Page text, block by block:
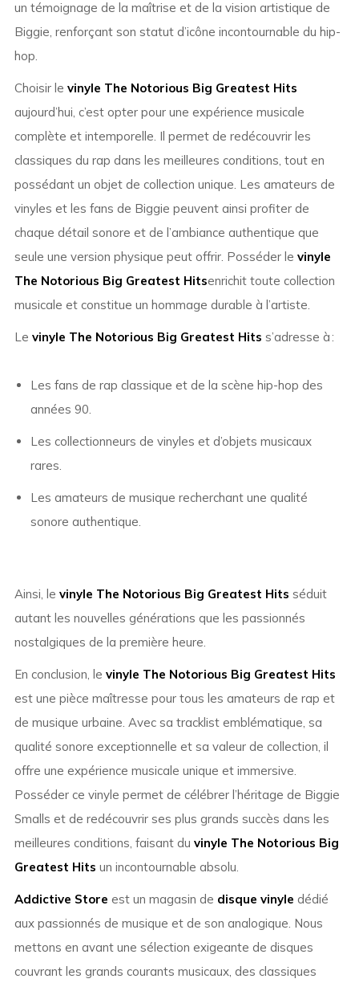
un témoignage de la maîtrise et de la vision artistique de
Biggie, renforçant son statut d’icône incontournable du hip-
hop.
Choisir le vinyle The Notorious Big Greatest Hits
aujourd’hui, c’est opter pour une expérience musicale
complète et intemporelle. Il permet de redécouvrir les
classiques du rap dans les meilleures conditions, tout en
possédant un objet de collection unique. Les amateurs de
vinyles et les fans de Biggie peuvent ainsi profiter de
chaque détail sonore et de l’ambiance authentique que
seule une version physique peut offrir. Posséder le vinyle
The Notorious Big Greatest Hitsenrichit toute collection
musicale et constitue un hommage durable à l’artiste.
Le vinyle The Notorious Big Greatest Hits s’adresse à :
Les fans de rap classique et de la scène hip-hop des
années 90.
Les collectionneurs de vinyles et d’objets musicaux
rares.
Les amateurs de musique recherchant une qualité
sonore authentique.
Ainsi, le vinyle The Notorious Big Greatest Hits séduit
autant les nouvelles générations que les passionnés
nostalgiques de la première heure.
En conclusion, le vinyle The Notorious Big Greatest Hits
est une pièce maîtresse pour tous les amateurs de rap et
de musique urbaine. Avec sa tracklist emblématique, sa
qualité sonore exceptionnelle et sa valeur de collection, il
offre une expérience musicale unique et immersive.
Posséder ce vinyle permet de célébrer l’héritage de Biggie
Smalls et de redécouvrir ses plus grands succès dans les
meilleures conditions, faisant du vinyle The Notorious Big
Greatest Hits un incontournable absolu.
Addictive Store est un magasin de disque vinyle dédié
aux passionnés de musique et de son analogique. Nous
mettons en avant une sélection exigeante de disques
couvrant les grands courants musicaux, des classiques